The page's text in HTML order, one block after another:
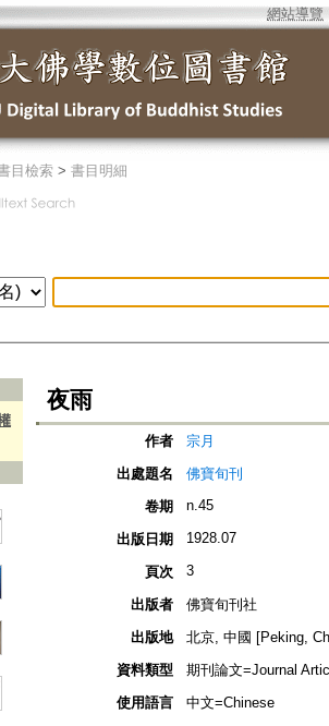
網站導覽
目檢索 > 書目明細
夜雨
作者
宗月
出處題名
佛寶旬刊
卷期
n.45
出版日期 1928.07
頁次 3
出版者
佛寶旬刊社
出版地
北京, 中國 [Peking,
資料類型
期刊論文=Journal
使用語言
中文=Chinese